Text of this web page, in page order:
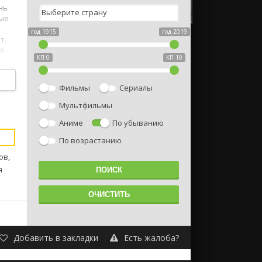
год 1915 год 2019
КП 0 КП 10
Фильмы
Сериалы
Мультфильмы
Аниме
По убыванию
По возрастанию
Добавить в закладки Есть жалоба?